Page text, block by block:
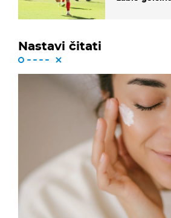
Nastavi čitati